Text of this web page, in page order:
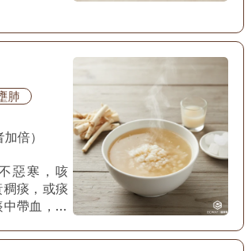
肺
倍）
惡寒，咳
痰，或痰
帶血，胸